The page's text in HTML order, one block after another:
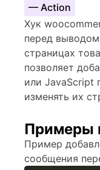
— Action
Хук
перед
страницах
позволяет
или JavaScript
изменять их
Примеры
Пример
сообщения